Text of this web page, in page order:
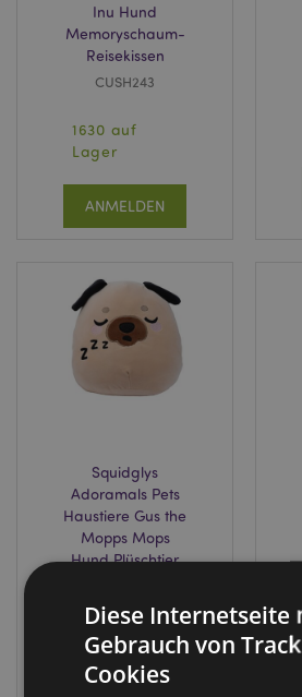
Inu Hund
Memoryschaum-
Reisekissen
CUSH243
1630 auf
Lager
ANMELDEN
Squidglys
Adoramals Pets
Haustiere Gus the
Mopps Mops
Hund Plüschtier
9 auf Lager
ANMELDEN
Diese Internetseite
Gebrauch von
Cookies